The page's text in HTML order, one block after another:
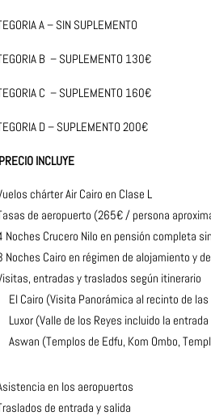
A – SIN SUPLEMENTO
B – SUPLEMENTO 130€
C – SUPLEMENTO 160€
D – SUPLEMENTO 200€
INCLUYE
chárter Air Cairo en Clase L
de aeropuerto (265€ / persona
Noches Crucero Nilo en pensión completa
Noches Cairo en régimen de alojamiento y
entradas y traslados según itinerario
El Cairo (Visita Panorámica al recinto de
Luxor (Valle de los Reyes incluido la
Aswan (Templos de Edfu, Kom Ombo,
en los aeropuertos
de entrada y salida